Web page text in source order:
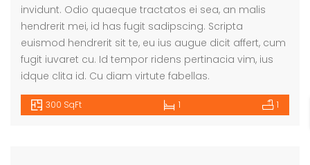
invidunt. Odio quaeque tractatos ei sea, an malis
hendrerit mei, id has fugit sadipscing. Scripta
euismod hendrerit sit te, eu ius augue dicit affert, cum
fugit iuvaret cu. Id tempor ridens pertinacia vim, ius
idque clita id. Cu diam virtute fabellas.
300 SqFt 1 1